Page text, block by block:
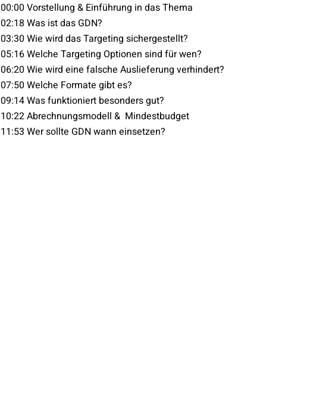
00:00 Vorstellung & Einführung in das Thema
02:18 Was ist das GDN?
03:30 Wie wird das Targeting sichergestellt?
05:16 Welche Targeting Optionen sind für wen?
06:20 Wie wird eine falsche Auslieferung verhindert?
07:50 Welche Formate gibt es?
09:14 Was funktioniert besonders gut?
10:22 Abrechnungsmodell & Mindestbudget
11:53 Wer sollte GDN wann einsetzen?